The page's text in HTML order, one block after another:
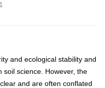
and ecological stability and
soil science. However, the
and are often conflated